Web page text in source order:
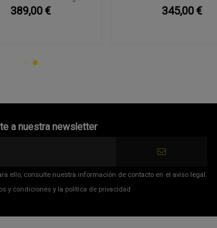
389,00 € 345,00 €
a nuestra newsletter
ello, consulte nuestra información de contacto en el aviso legal.
y condicionesy la política de privacidad